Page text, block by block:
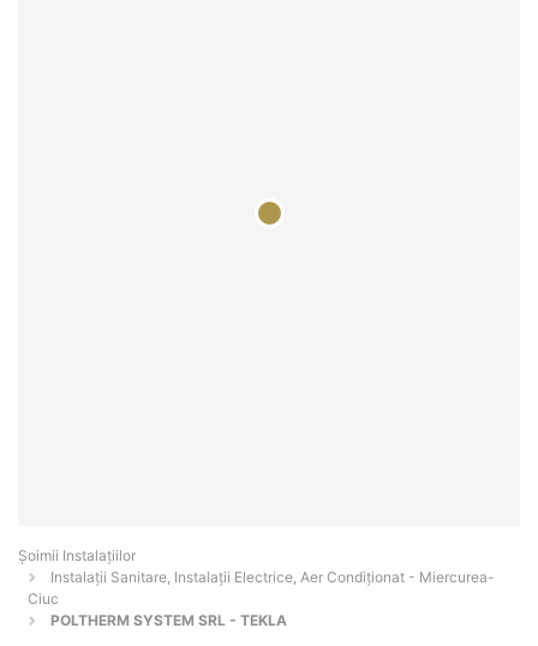
Şoimii Instalaţiilor
Instalații Sanitare, Instalații Electrice, Aer Condiționat - Miercurea-
Ciuc
POLTHERM SYSTEM SRL - TEKLA